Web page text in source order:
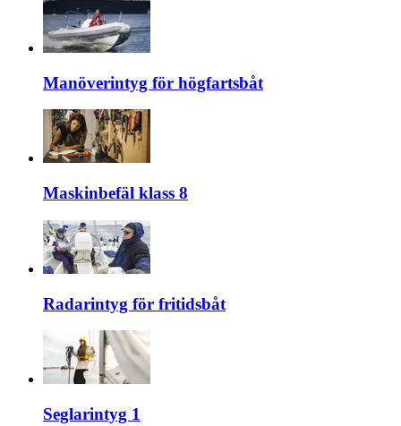
Manöverintyg för högfartsbåt
Maskinbefäl klass 8
Radarintyg för fritidsbåt
Seglarintyg 1